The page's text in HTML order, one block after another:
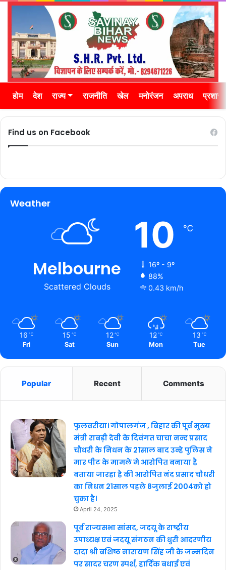
होम देश राज्य राजनीति खेल मनोरंजन अपराध
Find us on Facebook
Weather
Melbourne
Scattered Clouds
10 ℃
16º - 9º
88%
0.43 km/h
16 ℃
Fri
15 ℃
Sat
12 ℃
Sun
12 ℃
Mon
13 ℃
Tue
Popular Recent Comments
फुलवरीया। गोपालगंज , बिहार की पूर्व मुख्य
मंत्री राबड़ी देवी के दिवंगत चाचा नन्द प्रसाद
चौधरी के निधन के 21साल बाद उन्हे पुलिस ने
मार पीट के मामले मे आरोपित बनाया है
बताया जारहा है की आरोपित नंद प्रसाद चौधरी
का निधन 21साल पहले 8जुलाई 2004को हो
चुका है।
April 24, 2025
पूर्व राज्यसभा सांसद, जदयू के राष्ट्रीय
उपाध्यक्ष एवं जदयू संगठन की धुरी आदरणीय
दादा श्री बशिष्ठ नारायण सिंह जी के जन्मदिन
पर सादर चरण स्पर्श, हार्दिक बधाई एवं